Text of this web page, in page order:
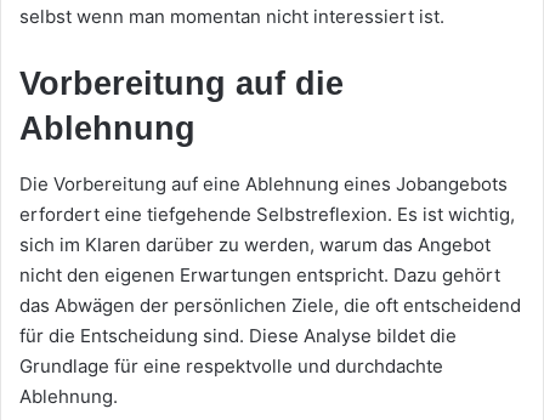
selbst wenn man momentan nicht interessiert ist.
Vorbereitung auf die
Ablehnung
Die Vorbereitung auf eine Ablehnung eines Jobangebots
erfordert eine tiefgehende Selbstreflexion. Es ist wichtig,
sich im Klaren darüber zu werden, warum das Angebot
nicht den eigenen Erwartungen entspricht. Dazu gehört
das Abwägen der persönlichen Ziele, die oft entscheidend
für die Entscheidung sind. Diese Analyse bildet die
Grundlage für eine respektvolle und durchdachte
Ablehnung.